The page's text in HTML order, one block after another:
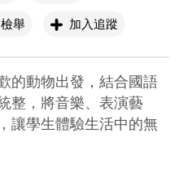
檢舉 加入追蹤
的動物出發，結合國語
整，將音樂、表演藝
讓學生體驗生活中的無